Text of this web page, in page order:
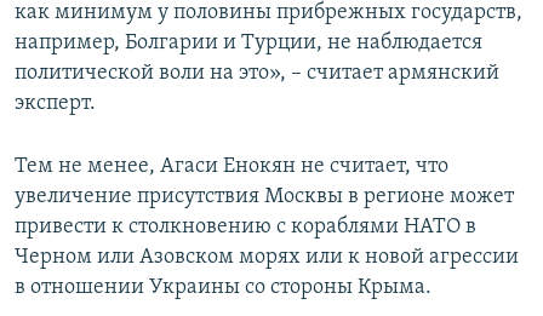
как минимум у половины прибрежных государств,
например, Болгарии и Турции, не наблюдается
политической воли на это», – считает армянский
эксперт.
Тем не менее, Агаси Енокян не считает, что
увеличение присутствия Москвы в регионе может
привести к столкновению с кораблями НАТО в
Черном или Азовском морях или к новой агрессии
в отношении Украины со стороны Крыма.